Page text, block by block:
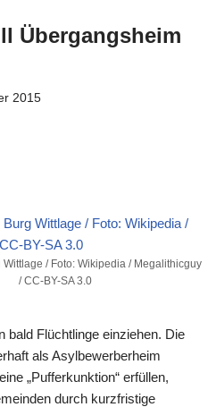
Übergangsheim
2015
/ Foto: Wikipedia / Megalithicguy
/ CC-BY-SA 3.0
bald Flüchtlinge einziehen. Die
als Asylbewerberheim
„Pufferkunktion“ erfüllen,
durch kurzfristige